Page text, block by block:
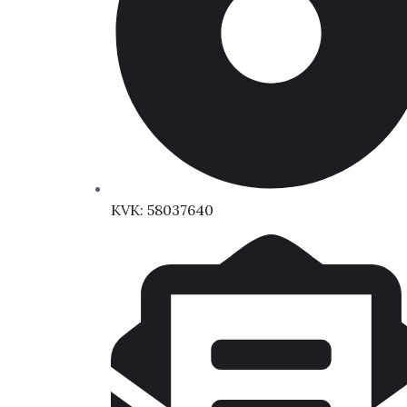
KVK: 58037640